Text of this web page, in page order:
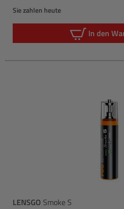
Sie zahlen heute
In den
LENSGO Smoke S